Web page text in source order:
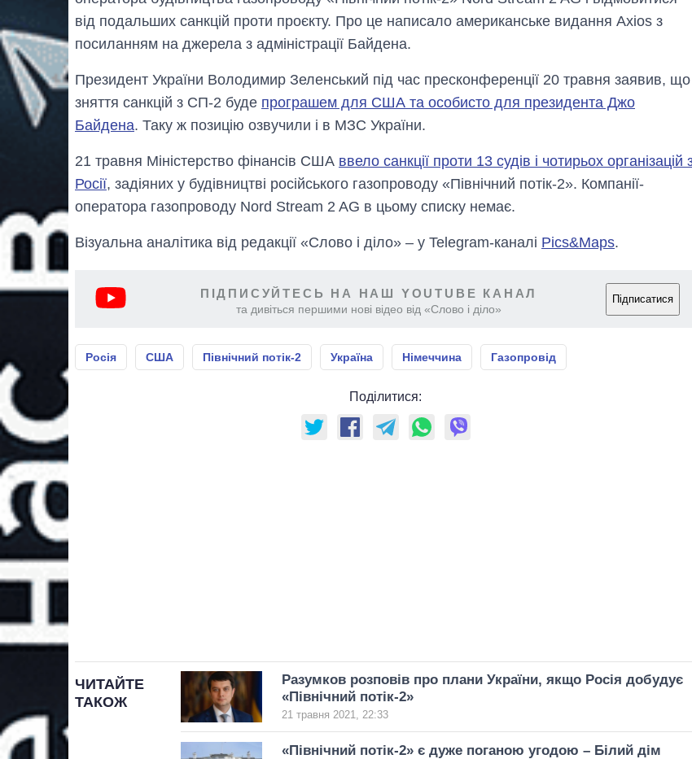
від подальших санкцій проти проєкту. Про це написало американське видання Axios з
посиланням на джерела з адміністрації Байдена.
Президент України Володимир Зеленський під час пресконференції 20 травня заявив, що
зняття санкцій з СП-2 буде програшем для США та особисто для президента Джо
Байдена. Таку ж позицію озвучили і в МЗС України.
21 травня Міністерство фінансів США ввело санкції проти 13 судів і чотирьох організацій
Росії, задіяних у будівництві російського газопроводу «Північний потік-2». Компанії-
оператора газопроводу Nord Stream 2 AG в цьому списку немає.
Візуальна аналітика від редакції «Слово і діло» – у Telegram-каналі Pics&Maps.
ПІДПИСУЙТЕСЬ НА НАШ YOUTUBE КАНАЛ
та дивіться першими нові відео від «Слово і діло»
Підписатися
Росія США Північний потік-2 Україна Німеччина Газопровід
Поділитися:
ЧИТАЙТЕ
ТАКОЖ
Разумков розповів про плани України, якщо Росія добудує
«Північний потік-2»
21 травня 2021, 22:33
«Північний потік-2» є дуже поганою угодою – Білий дім